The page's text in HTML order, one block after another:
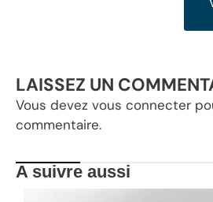
LAISSEZ UN
Vous devez vous connecter
commentaire.
A suivre aussi